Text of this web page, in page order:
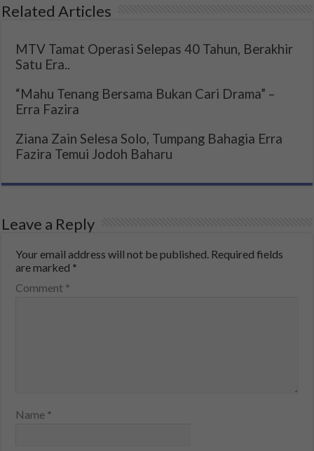
Related Articles
MTV Tamat Operasi Selepas 40 Tahun, Berakhir
Satu Era..
“Mahu Tenang Bersama Bukan Cari Drama” –
Erra Fazira
Ziana Zain Selesa Solo, Tumpang Bahagia Erra
Fazira Temui Jodoh Baharu
Leave a Reply
Your email address will not be published. Required fields
are marked *
Comment *
Name *